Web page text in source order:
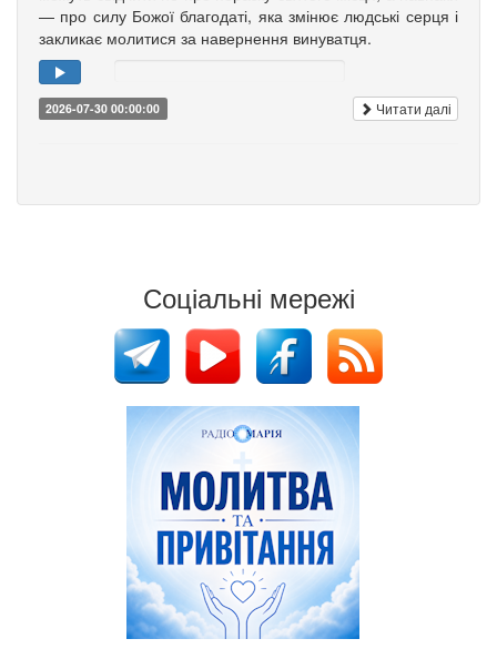
— про силу Божої благодаті, яка змінює людські серця і
закликає молитися за навернення винуватця.
2026-07-30 00:00:00 Читати далі
Соціальні мережі